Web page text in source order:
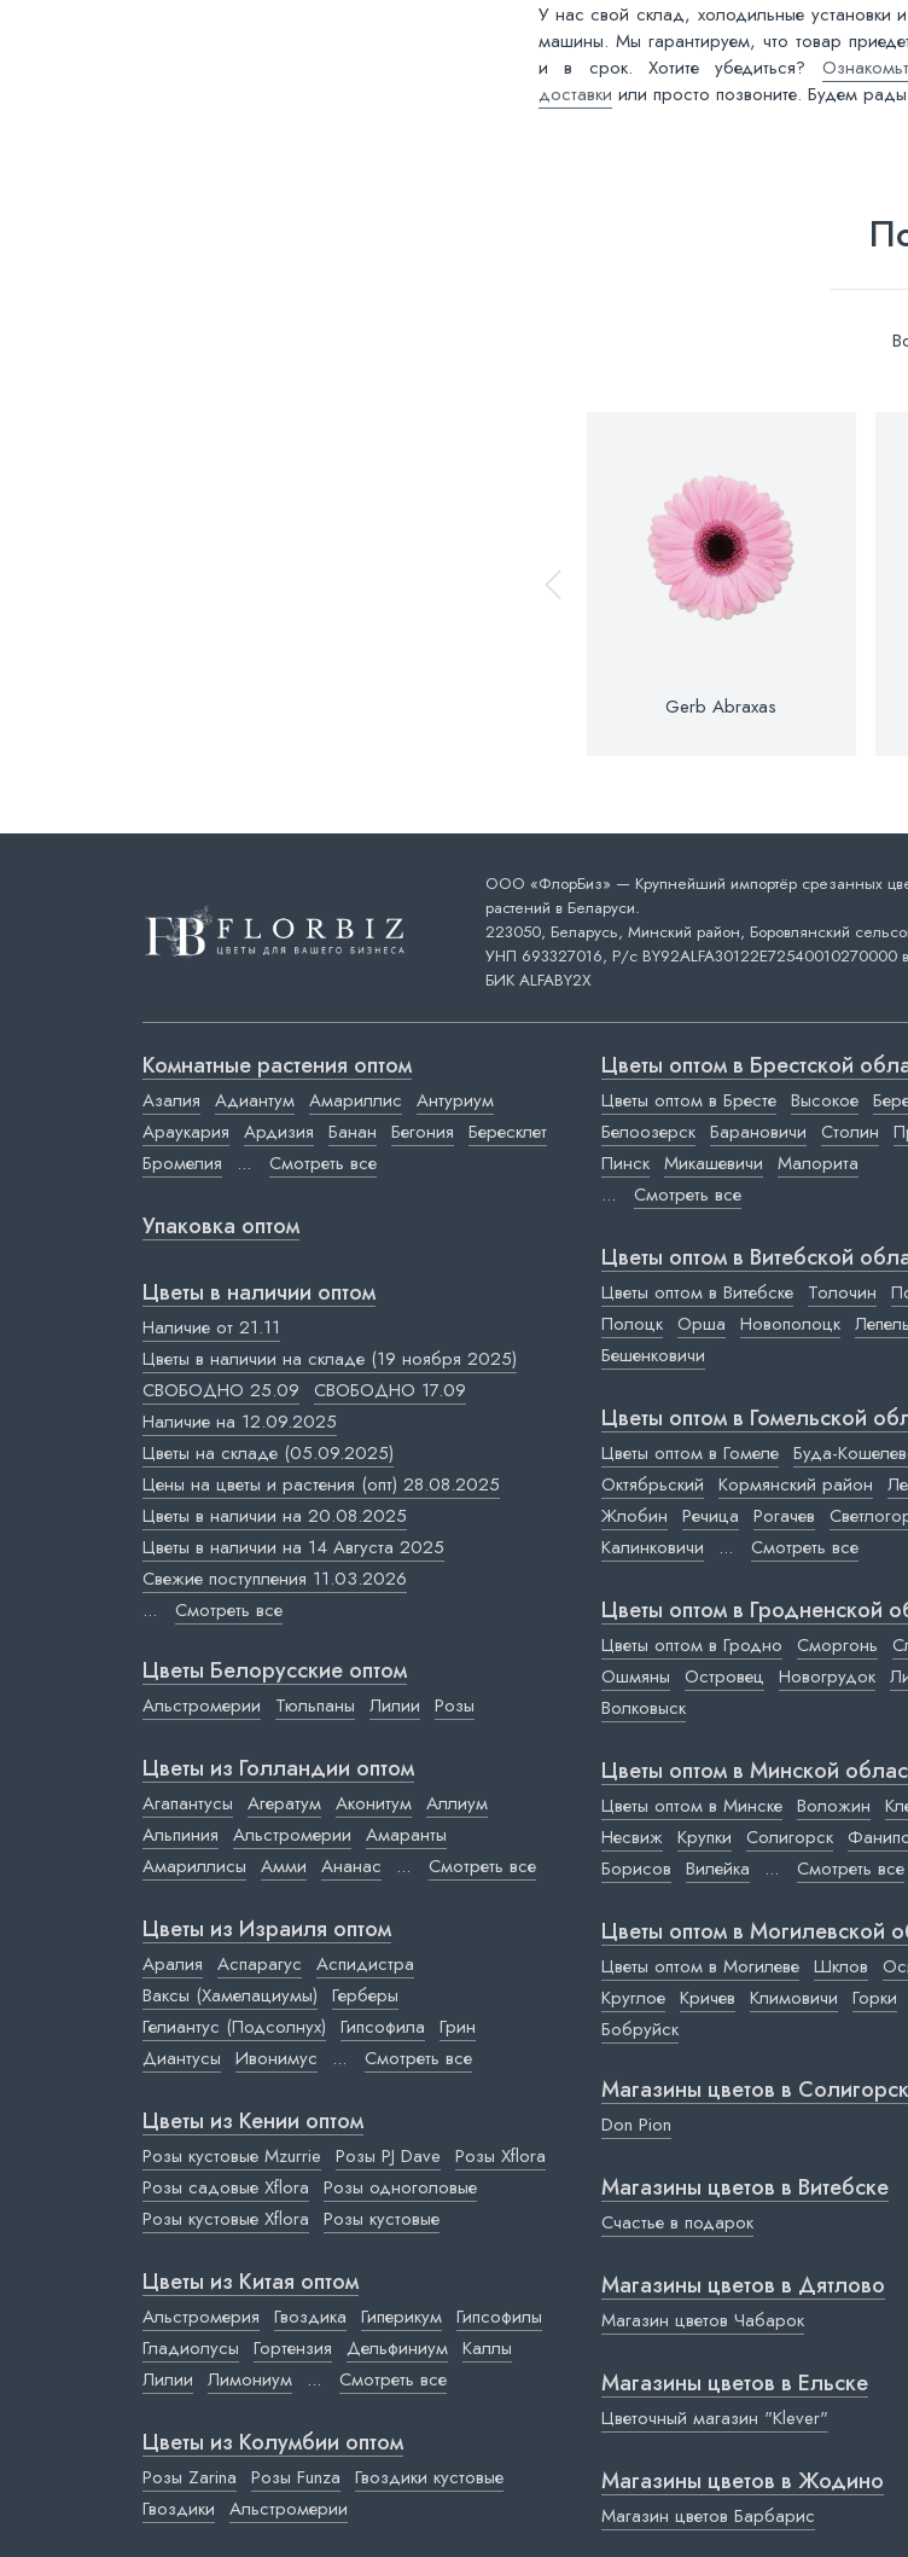
У нас свой склад, холодильные установки
машины. Мы гарантируем, что товар
и в срок. Хотите убедиться?
доставки или просто позвоните. Будем рады
Gerb Abraxas
ООО «ФлорБиз» — Крупнейший импортёр срезанных
растений в Беларуси.
223050, Беларусь, Минский район, Боровлянский
УНП 693327016, Р/с
БИК ALFABY2X
Комнатные растения оптом
Азалия Адиантум Амариллис Антуриум
Араукария Ардизия Банан Бегония Бересклет
Бромелия
... Смотреть все
Упаковка оптом
Цветы в наличии оптом
Наличие от 21.11
Цветы в наличии на складе (19 ноября 2025)
СВОБОДНО 25.09 СВОБОДНО 17.09
Наличие на 12.09.2025
Цветы на складе (05.09.2025)
Цены на цветы и растения (опт) 28.08.2025
Цветы в наличии на 20.08.2025
Цветы в наличии на 14 Августа 2025
Свежие поступления 11.03.2026
... Смотреть все
Цветы Белорусские оптом
Альстромерии Тюльпаны Лилии Розы
Цветы из Голландии оптом
Агапантусы Агератум Аконитум Аллиум
Альпиния Альстромерии Амаранты
Амариллисы Амми Ананас ... Смотреть все
Цветы из Израиля оптом
Аралия Аспарагус Аспидистра
Ваксы (Хамелациумы) Герберы
Гелиантус (Подсолнух) Гипсофила Грин
Диантусы Ивонимус ... Смотреть все
Цветы из Кении оптом
Розы кустовые Mzurrie Розы PJ Dave Розы Xflora
Розы садовые Xflora Розы одноголовые
Розы кустовые Xflora Розы кустовые
Цветы из Китая оптом
Альстромерия Гвоздика Гиперикум Гипсофилы
Гладиолусы Гортензия Дельфиниум Каллы
Лилии Лимониум ... Смотреть все
Цветы из Колумбии оптом
Розы Zarina Розы Funza Гвоздики кустовые
Гвоздики Альстромерии
Цветы оптом в Брестской
Цветы оптом в Бресте Высокое
Белоозерск Барановичи Столин
Пинск Микашевичи Малорита
... Смотреть все
Цветы оптом в Витебской
Цветы оптом в Витебске Толочин
Полоцк Орша Новополоцк Лепель
Бешенковичи
Цветы оптом в Гомельской
Цветы оптом в Гомеле Буда-
Октябрьский Кормянский район
Жлобин Речица Рогачев
Калинковичи
... Смотреть все
Цветы оптом в Гродненской
Цветы оптом в Гродно Сморгонь
Ошмяны Островец Новогрудок
Волковыск
Цветы оптом в Минской
Цветы оптом в Минске Воложин
Несвиж Крупки Солигорск
Борисов Вилейка ... Смотреть все
Цветы оптом в Могилевской
Цветы оптом в Могилеве Шклов
Круглое Кричев Климовичи Горки
Бобруйск
Магазины цветов в
Don Pion
Магазины цветов в Витебске
Счастье в подарок
Магазины цветов в Дятлово
Магазин цветов Чабарок
Магазины цветов в Ельске
Цветочный магазин "Klever"
Магазины цветов в Жодино
Магазин цветов Барбарис